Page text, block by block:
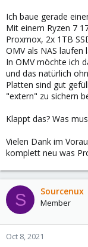
Ich baue gerade
Mit einem Ryzen 7
Proxmox, 2x 1TB
OMV als NAS laufen
In OMV möchte ich
und das natürlich
Platten sind gut
"extern" zu sichern
Klappt das? Was
Vielen Dank im
komplett neu was
S Sourcenux
Member
Oct 8, 2021